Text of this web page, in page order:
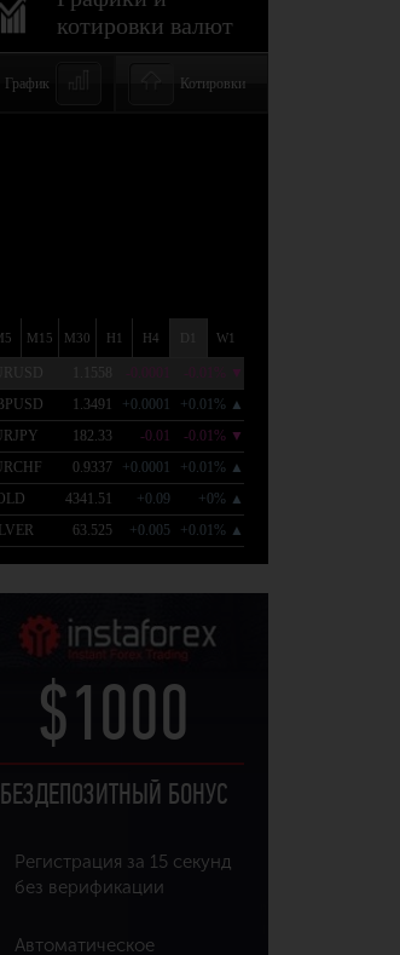
$1000
БЕЗДЕПОЗИТНЫЙ БОНУС
Регистрация за 15 секунд
без верификации
Автоматическое